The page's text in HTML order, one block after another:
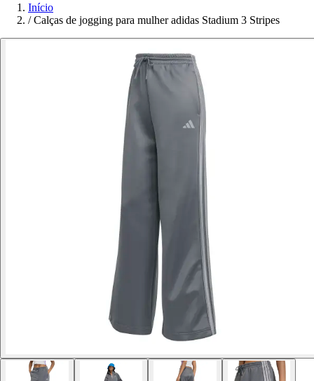
Início
/ Calças de jogging para mulher adidas Stadium 3 Stripes